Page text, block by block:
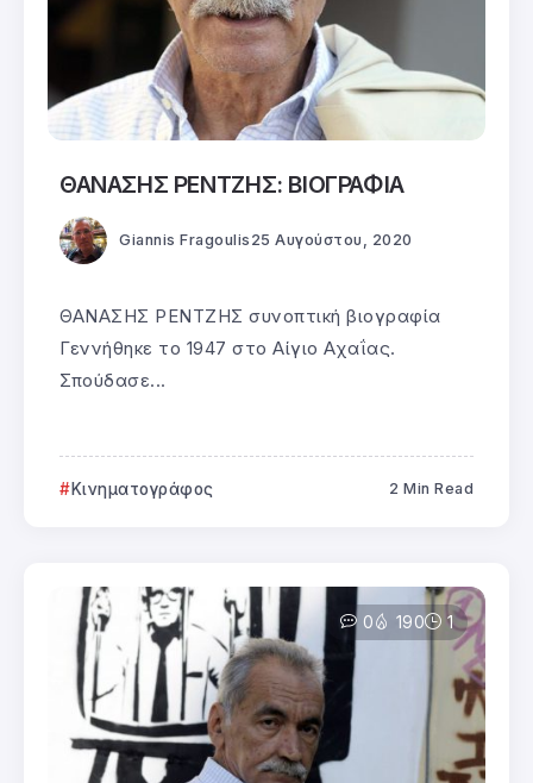
ΘΑΝΑΣΗΣ ΡΕΝΤΖΗΣ: ΒΙΟΓΡΑΦΙΑ
Giannis Fragoulis 25 Αυγούστου, 2020
ΘΑΝΑΣΗΣ ΡΕΝΤΖΗΣ συνοπτική βιογραφία
Γεννήθηκε το 1947 στο Αίγιο Αχαΐας.
Σπούδασε...
Κινηματογράφος 2 Min Read
0 190 1